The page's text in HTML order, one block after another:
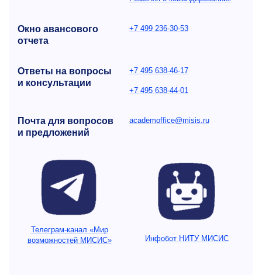
Окно авансового
отчета
+7 499 236-30-53
Ответы на вопросы
и консультации
+7 495 638-46-17
+7 495 638-44-01
Почта для вопросов
и предложений
academoffice@misis.ru
Телеграм-канал «Мир
возможностей МИСИС»
Инфобот НИТУ МИСИС